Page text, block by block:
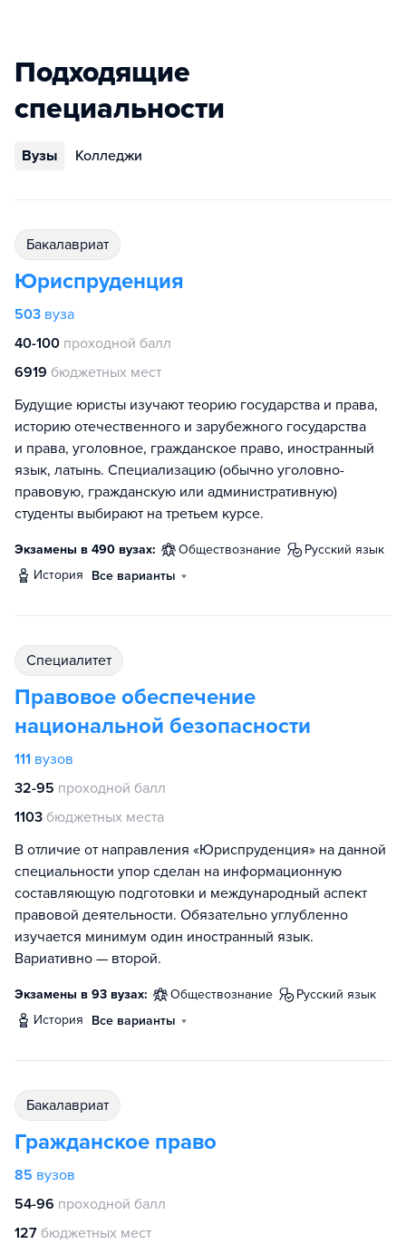
Подходящие
специальности
Вузы Колледжи
бакалавриат
Юриспруденция
503 вуза
40-100 проходной балл
6919 бюджетных мест
Будущие юристы изучают теорию государства и права,
историю отечественного и зарубежного государства
и права, уголовное, гражданское право, иностранный
язык, латынь. Специализацию (обычно уголовно-
правовую, гражданскую или административную)
студенты выбирают на третьем курсе.
Экзамены в 490 вузах: обществознание
русский язык
история
Все варианты
специалитет
Правовое обеспечение
национальной безопасности
111 вузов
32-95 проходной балл
1103 бюджетных места
В отличие от направления «Юриспруденция» на данной
специальности упор сделан на информационную
составляющую подготовки и международный аспект
правовой деятельности. Обязательно углубленно
изучается минимум один иностранный язык.
Вариативно — второй.
Экзамены в 93 вузах: обществознание
русский язык
история
Все варианты
бакалавриат
Гражданское право
85 вузов
54-96 проходной балл
127 бюджетных мест